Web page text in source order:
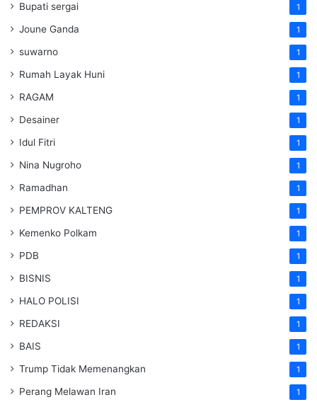
Bupati sergai 1
Joune Ganda 1
suwarno 1
Rumah Layak Huni 1
RAGAM 1
Desainer 1
Idul Fitri 1
Nina Nugroho 1
Ramadhan 1
PEMPROV KALTENG 1
Kemenko Polkam 1
PDB 1
BISNIS 1
HALO POLISI 1
REDAKSI 1
BAIS 1
Trump Tidak Memenangkan 1
Perang Melawan Iran 1